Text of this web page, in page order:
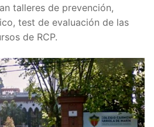
talleres de prevención,
test de evaluación de las
de RCP.